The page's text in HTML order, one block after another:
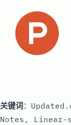
关键词：
Notes,